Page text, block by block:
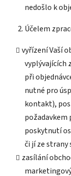
nedošlo k
Účelem
vyřízení Vaší
vyplývajících
při
nutné pro
kontakt),
požadavkem
poskytnutí
či jí ze
zasílání